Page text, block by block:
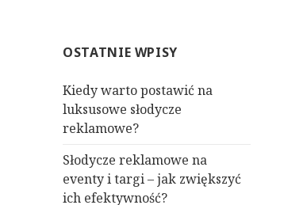
j
OSTATNIE WPISY
Kiedy warto postawić na
luksusowe słodycze
reklamowe?
Słodycze reklamowe na
eventy i targi – jak zwiększyć
ich efektywność?